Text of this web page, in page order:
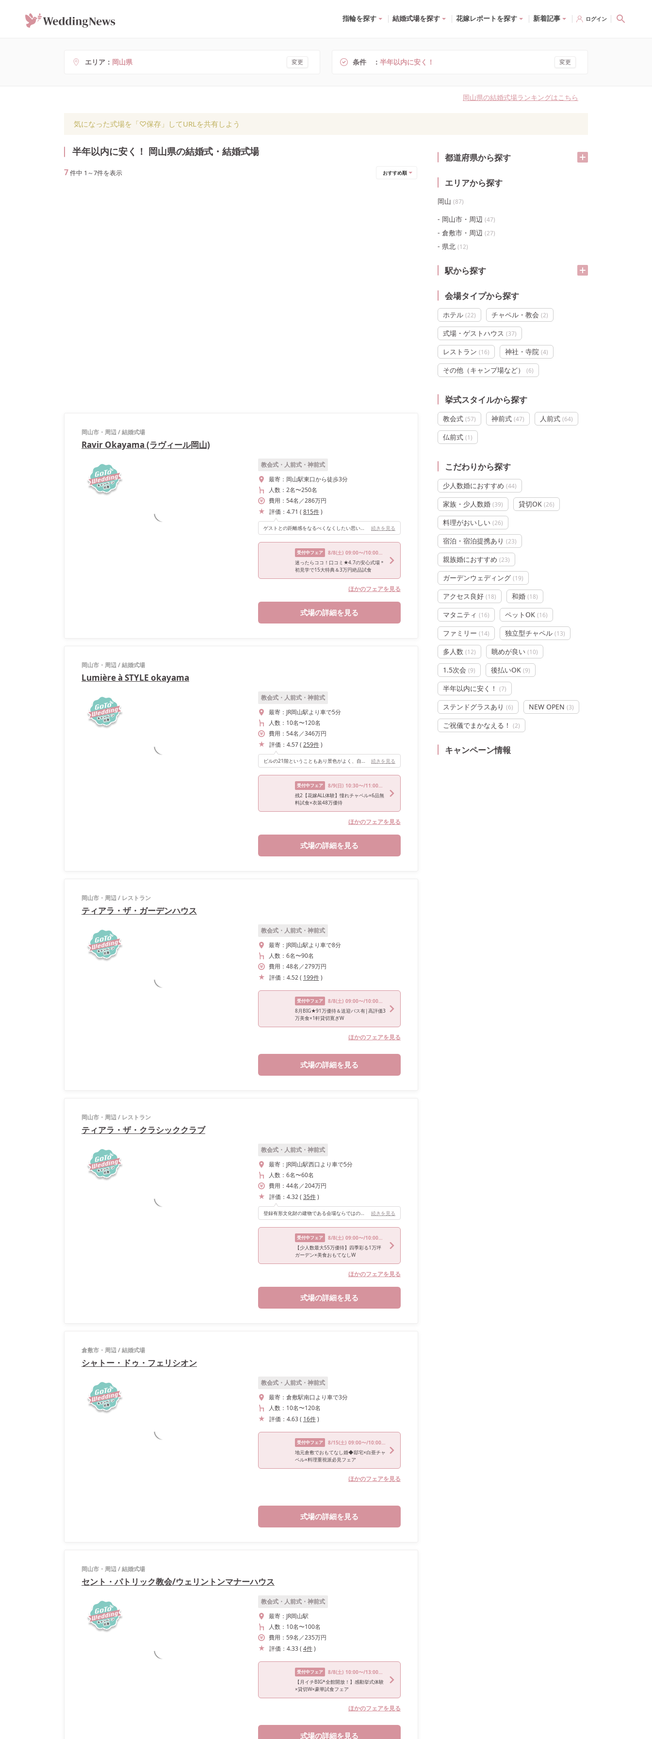
指輪を探す 結婚式場を探す 花嫁レポートを探す 新着記事 ログイン
エリア 岡山県 変更 条件 半年以内に安く！ 変更
岡山県の結婚式場ランキングはこちら
気になった式場を「♡保存」してURLを共有しよう
都道府県から探す
エリアから探す
岡山 (87)
岡山市・周辺 (47)
倉敷市・周辺 (27)
県北 (12)
駅から探す
会場タイプから探す
ホテル (22) チャペル・教会 (2)
式場・ゲストハウス (37)
レストラン (16) 神社・寺院 (4)
その他（キャンプ場など） (6)
挙式スタイルから探す
教会式 (57) 神前式 (47) 人前式 (64)
仏前式 (1)
こだわりから探す
少人数婚におすすめ (44)
家族・少人数婚 (39) 貸切OK (26)
料理がおいしい (26)
宿泊・宿泊提携あり (23)
親族婚におすすめ (23)
ガーデンウェディング (19)
アクセス良好 (18) 和婚 (18)
マタニティ (16) ペットOK (16)
ファミリー (14) 独立型チャペル (13)
多人数 (12) 眺めが良い (10)
1.5次会 (9) 後払いOK (9)
半年以内に安く！ (7)
ステンドグラスあり (6) NEW OPEN (3)
ご祝儀でまかなえる！ (2)
キャンペーン情報
半年以内に安く！ 岡山県の結婚式・結婚式場
7件中 1 ～7件を表示 おすすめ順
岡山市・周辺/結婚式場
Ravir Okayama (ラヴィール岡山)
教会式・人前式・神前式
最寄： 岡山駅東口から徒歩3分
人数： 2名〜250名
費用： 54名 ／286万円
評価： 4.71 ( 815件)
ゲストとの距離感をなるべくなくしたい思いから、高砂をソファ席にしテーブルをなくしました！ 白雪姫がテーマだった為、全体を森っぽくしてりんごに見立てて、各テーブルにアクアバルーンの中に赤いバルーンを入れて浮かせていました。 続きを見る
受付中フェア 8/8(土) 09:00〜/10:00〜/14:00〜/15:00〜/16:00〜
迷ったらココ！口コミ★4.7の安心式場＊
初見学で15大特典＆3万円絶品試食
ほかのフェアを見る
式場の詳細を見る
岡山市・周辺/結婚式場
Lumière à STYLE okayama
教会式・人前式・神前式
最寄： JR岡山駅より車で5分
人数： 10名〜120名
費用： 54名 ／346万円
評価： 4.57( 259件)
ビルの21階ということもあり景色がよく、自然光も差し込んでとてもよかったです！ 続きを見る
受付中フェア 8/9(日) 10:30〜/11:00〜/15:00〜/15:30〜
残2【花嫁ALL体験】憧れチャペル×6品無
料試食×衣装48万優待
ほかのフェアを見る
式場の詳細を見る
岡山市・周辺/ レストラン
ティアラ・ザ・ガーデンハウス
教会式・人前式・神前式
最寄： JR岡山駅より車で8分
人数： 6名〜90名
費用： 48名 ／279万円
評価： 4.52( 199件)
受付中フェア 8/8(土) 09:00〜/10:00〜/14:00〜/15:00〜/17:00〜
8月BIG★91万優待＆送迎バス有|高評価3
万美食×1軒貸切寛ぎW
ほかのフェアを見る
式場の詳細を見る
岡山市・周辺/ レストラン
ティアラ・ザ・クラシッククラブ
教会式・人前式・神前式
最寄： JR岡山駅西口より車で5分
人数： 6名〜60名
費用： 44名 ／204万円
評価： 4.32( 35件)
登録有形文化財の建物である会場ならではの落ち着いたアンティークな雰囲気の中、大切なゲストの方々と集まり楽しく過ごせたのが最高でした。 大きすぎず、こじんまりとした会場でゲストの方々との距離も近く気張らずにリラックスして楽しむことができました。 続きを見る
受付中フェア 8/8(土) 09:00〜/10:00〜/13:00〜/14:00〜/17:00〜
【少人数最大55万優待】四季彩る1万坪
ガーデン×美食おもてなしW
ほかのフェアを見る
式場の詳細を見る
倉敷市・周辺/結婚式場
シャトー・ドゥ・フェリシオン
教会式・人前式・神前式
最寄： 倉敷駅南口より車で3分
人数： 10名〜120名
評価： 4.63( 16件)
受付中フェア 8/15(土) 09:00〜/10:00〜/13:00〜/15:00〜/17:00〜
地元倉敷でおもてなし婚◆邸宅×白亜チャ
ペル×料理重視派必見フェア
ほかのフェアを見る
式場の詳細を見る
岡山市・周辺/結婚式場
セント・パトリック教会/ウェリントンマナーハウス
教会式・人前式・神前式
最寄： JR岡山駅
人数： 10名〜100名
費用： 59名／235万円
評価： 4.33( 4件)
受付中フェア 8/8(土) 10:00〜/13:00〜/15:00〜/17:00〜/18:00〜
【月イチBIG*全館開放！】感動挙式体験
×貸切W×豪華試食フェア
ほかのフェアを見る
式場の詳細を見る